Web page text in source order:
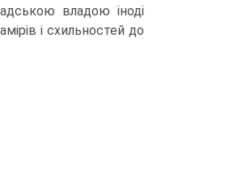
владою іноді
і схильностей до